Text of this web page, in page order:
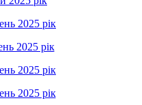
2025 рік
2025 рік
2025 рік
2025 рік